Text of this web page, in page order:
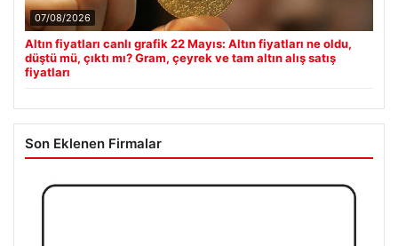
07/08/2026
Altın fiyatları canlı grafik 22 Mayıs: Altın fiyatları ne oldu,
düştü mü, çıktı mı? Gram, çeyrek ve tam altın alış satış
fiyatları
Son Eklenen Firmalar